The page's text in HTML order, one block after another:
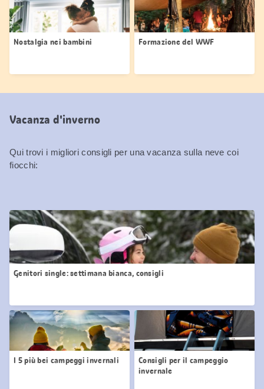
Nostalgia nei bambini Formazione del WWF
Vacanza d'inverno
Qui trovi i migliori consigli per una vacanza sulla neve coi
fiocchi:
Genitori single: settimana bianca, consigli
I 5 più bei campeggi invernali
Consigli per il campeggio
invernale